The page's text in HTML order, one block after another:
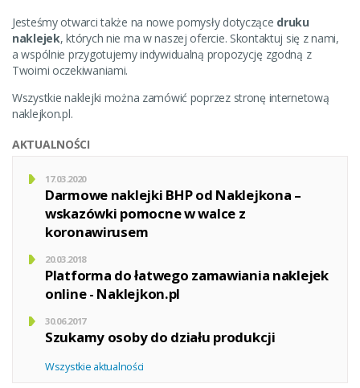
Jesteśmy otwarci także na nowe pomysły dotyczące druku
naklejek, których nie ma w naszej ofercie. Skontaktuj się z nami,
a wspólnie przygotujemy indywidualną propozycję zgodną z
Twoimi oczekiwaniami.
Wszystkie naklejki można zamówić poprzez stronę internetową
naklejkon.pl.
AKTUALNOŚCI
17.03.2020
Darmowe naklejki BHP od Naklejkona –
wskazówki pomocne w walce z
koronawirusem
20.03.2018
Platforma do łatwego zamawiania naklejek
online - Naklejkon.pl
30.06.2017
Szukamy osobydo działu produkcji
Wszystkie aktualności